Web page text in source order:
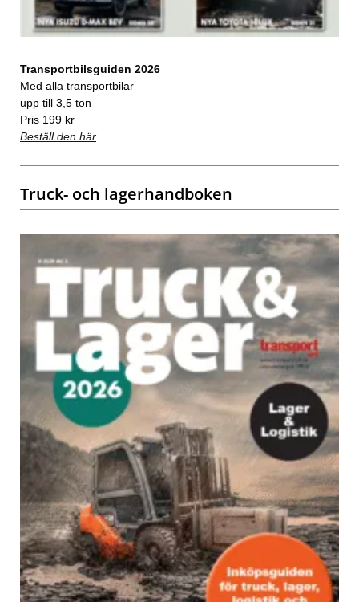
Transportbilsguiden 2026
Med alla transportbilar
upp till 3,5 ton
Pris 199 kr
Beställ den här
Truck- och lagerhandboken